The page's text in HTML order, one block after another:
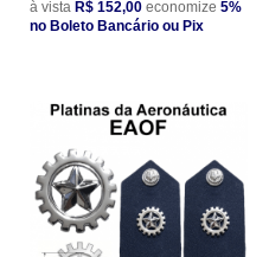
à vista R$ 152,00 economize 5%
no Boleto Bancário ou Pix